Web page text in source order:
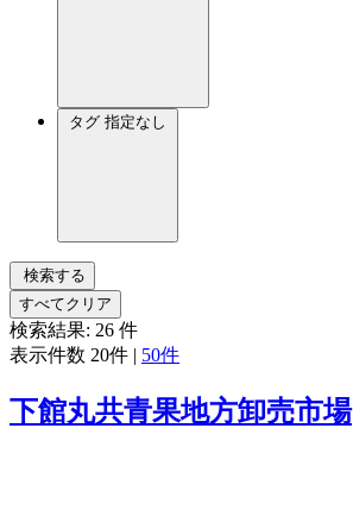
タグ 指定なし
検索する
すべてクリア
検索結果: 26 件
表示件数 20件 | 50件
下館丸共青果地方卸売市場